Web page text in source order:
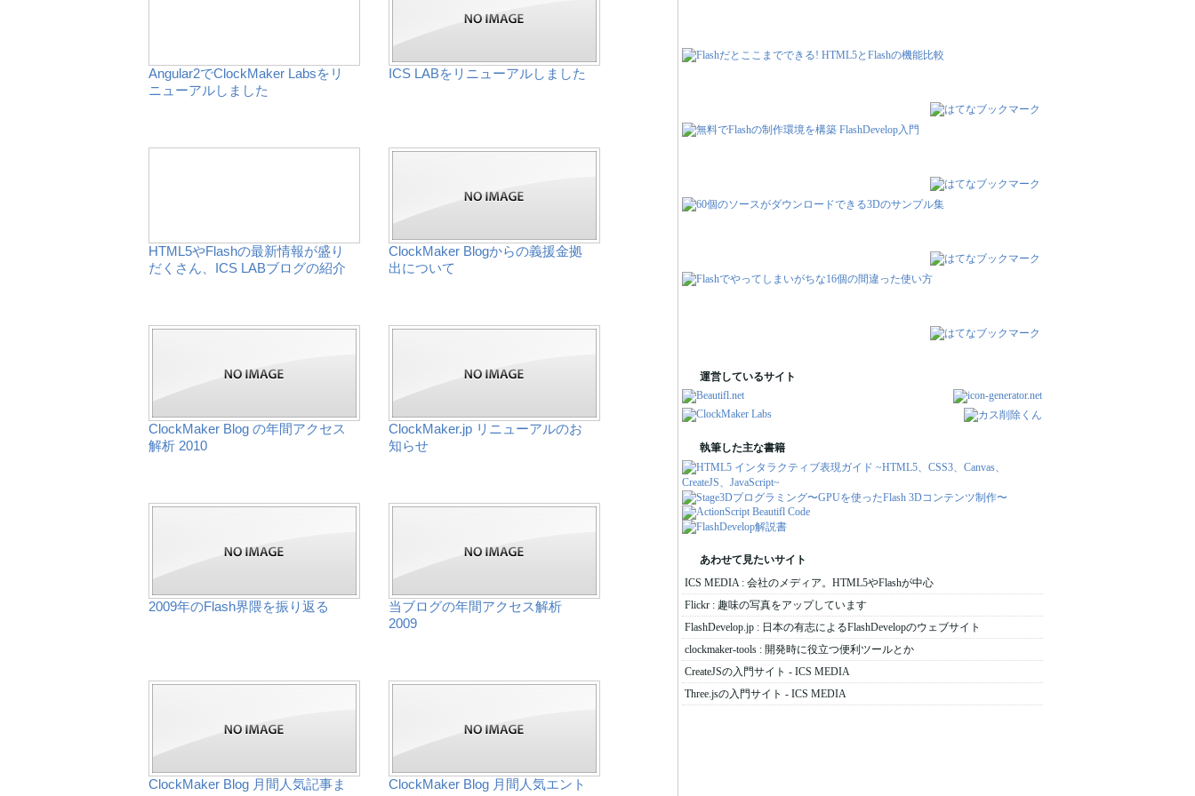
Angular2でClockMaker Labsをリ
ニューアルしました
ICS LABをリニューアルしました
HTML5やFlashの最新情報が盛り
だくさん、ICS LABブログの紹介
ClockMaker Blogからの義援金拠
出について
ClockMaker Blog の年間アクセス
解析 2010
ClockMaker.jp リニューアルのお
知らせ
2009年のFlash界隈を振り返る
当ブログの年間アクセス解析
2009
ClockMaker Blog 月間人気記事ま
ClockMaker Blog 月間人気エント
運営しているサイト
執筆した主な書籍
あわせて見たいサイト
ICS MEDIA : 会社のメディア。HTML5やFlashが中心
Flickr : 趣味の写真をアップしています
FlashDevelop.jp : 日本の有志によるFlashDevelopのウェブサイト
clockmaker-tools : 開発時に役立つ便利ツールとか
CreateJSの入門サイト - ICS MEDIA
Three.jsの入門サイト - ICS MEDIA